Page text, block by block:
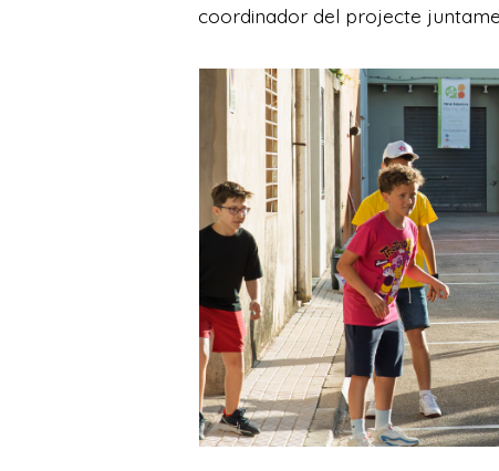
coordinador del projecte